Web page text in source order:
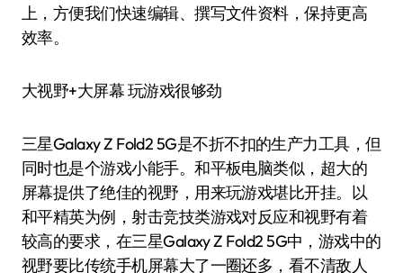
上，方便我们快速编辑、撰写文件资料，保持更高
效率。
大视野+大屏幕 玩游戏很够劲
三星Galaxy Z Fold2 5G是不折不扣的生产力工具，但
同时也是个游戏小能手。和平板电脑类似，超大的
屏幕提供了绝佳的视野，用来玩游戏堪比开挂。以
和平精英为例，射击竞技类游戏对反应和视野有着
较高的要求，在三星Galaxy Z Fold2 5G中，游戏中的
视野要比传统手机屏幕大了一圈还多，看不清敌人